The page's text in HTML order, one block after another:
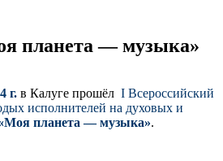
планета — музыка»
г. в Калуге прошёл I Всероссийский
исполнителей на духовых и
планета — музыка».